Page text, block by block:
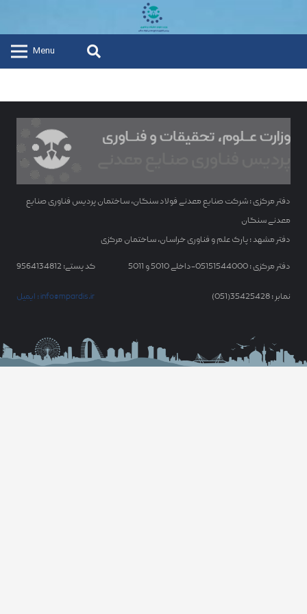
Menu
دفتر مرکزی : شرکت صنایع معدنی فولاد سنگان، ساختمان پردیس فناوری صنایع
معدنی سنگان
دفتر مشهد : پارک علم و فناوری خراسان، ساختمان مرکزی
کد پستی: 9564134812 دفتر مرکزی : 05151544000-داخلی 5010 و 5011
ایمیل : info@mpardis.ir نمابر : 35425428(051)